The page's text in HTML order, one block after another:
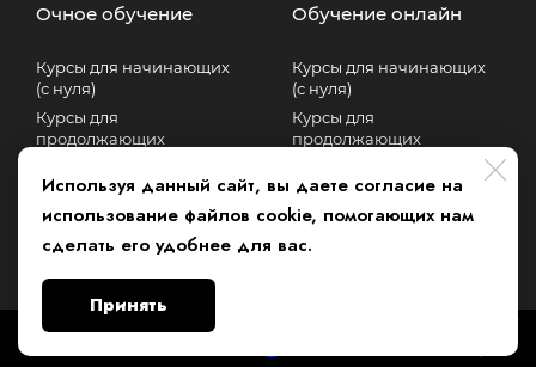
Используя данный сайт, вы даете согласие на
использование файлов cookie, помогающих нам
сделать его удобнее для вас.
Принять
Очное обучение
Курсы для начинающих
(с нуля)
Курсы для
продолжающих
Коммуникативный курс
Обучение онлайн
Курсы для начинающих
(с нуля)
Курсы для
продолжающих
Курсы для продвинутых